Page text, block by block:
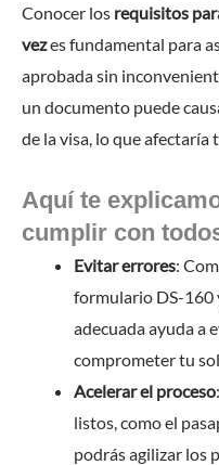
Conocer los requisitos
vezes fundamental para
aprobada sin
un documento puede
de la visa, lo que afectaría
Aquí te
cumplir con
Evitar errores:
formulario DS-160
adecuada ayuda a
comprometer tu
Acelerar el proceso
listos, como el
podrás agilizar los